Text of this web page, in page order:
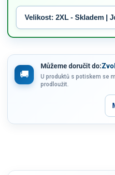
Můžeme doručit do:
U produktů s potiskem se
prodloužit.